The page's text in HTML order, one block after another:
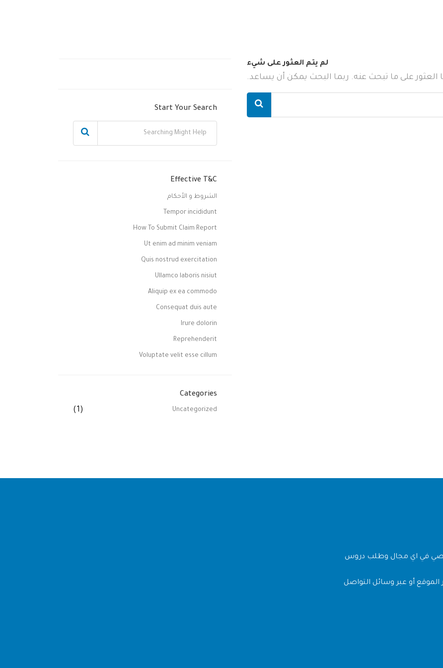
لم يتم العثور على شيء
العثور على ما تبحث عنه. ربما البحث يمكن أن يساعد.
Start Your Search
Effective T&C
الشروط و الأحكام
Tempor incididunt
How To Submit Claim Report
Ut enim ad minim veniam
Quis nostrud exercitation
Ullamco laboris nisiut
Aliquip ex ea commodo
Consequat duis aute
Irure dolorin
Reprehenderit
Voluptate velit esse cillum
Categories
Uncategorized
(1)
في اي مجال وطلب دروس
الموقع أو عبر وسائل التواصل